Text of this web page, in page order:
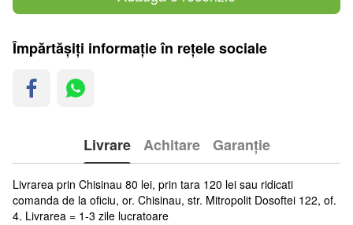
Împărtășiți informație în rețele sociale
Livrare Achitare Garanție
Livrarea prin Chisinau 80 lei, prin tara 120 lei sau ridicati
comanda de la oficiu, or. Chisinau, str. Mitropolit Dosoftei 122, of.
4. Livrarea = 1-3 zile lucratoare